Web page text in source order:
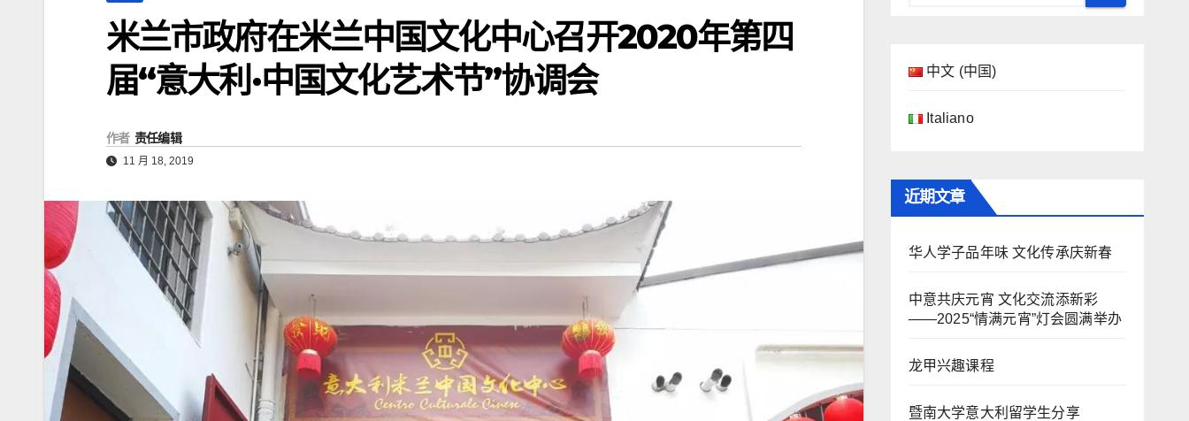
米兰市政府在米兰中国文化中心召开2020年第四
届“意大利·中国文化艺术节”协调会
作者 责任编辑
11 月 18, 2019
中文 (中国)
Italiano
近期文章
华人学子品年味 文化传承庆新春
中意共庆元宵 文化交流添新彩
——2025“情满元宵”灯会圆满举办
龙甲兴趣课程
暨南大学意大利留学生分享